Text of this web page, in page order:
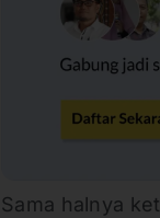
Sama halnya